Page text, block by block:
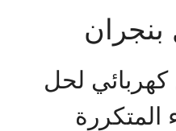
بنجران
لحل
المتكررة